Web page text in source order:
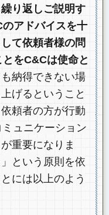
り返しご説明す
アドバイスを十
て依頼者様の問
をC&Cは使命と
納得できない場
げるということ
頼者の方が行動
ュニケーション
重要になりま
という原則を依
には以上のよう